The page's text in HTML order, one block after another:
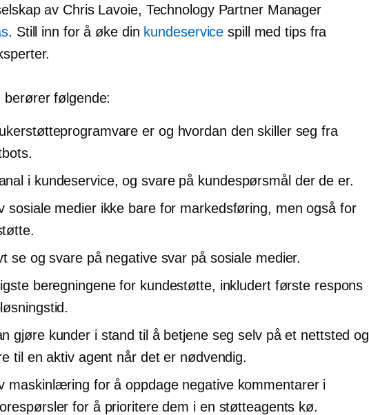
av Chris Lavoie, Technology Partner Manager
. Still inn for å øke din kundeservice spill med tips fra
berører følgende:
er og hvordan den skiller seg fra
i kundeservice, og svare på kundespørsmål der de er.
sosiale medier ikke bare for markedsføring, men også for
se og svare på negative svar på sosiale medier.
beregningene for kundestøtte, inkludert første respons
gjøre kunder i stand til å betjene seg selv på et nettsted og
til en aktiv agent når det er nødvendig.
maskinlæring for å oppdage negative kommentarer i
for å prioritere dem i en støtteagents kø.